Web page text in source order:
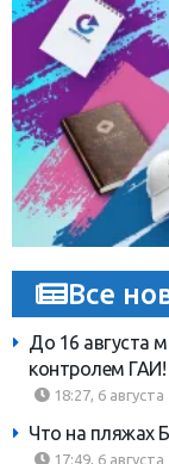
Все
До 16 августа
контролем
18:27, 6 августа
Что на пляжах
17:49, 6 августа